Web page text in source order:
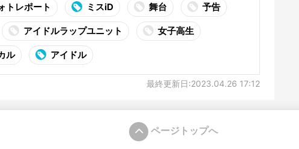
トレポート ミスiD 舞台 予告
アイドルラップユニット 女子高生
ル アイドル
最終更新日:2023.04.26 17:12
ページトップへ